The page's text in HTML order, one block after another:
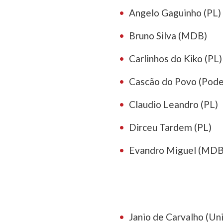
Angelo Gaguinho (PL)
Bruno Silva (MDB)
Carlinhos do Kiko (PL)
Cascão do Povo
Claudio Leandro (PL)
Dirceu Tardem (PL)
Evandro Miguel
Janio de Carvalho